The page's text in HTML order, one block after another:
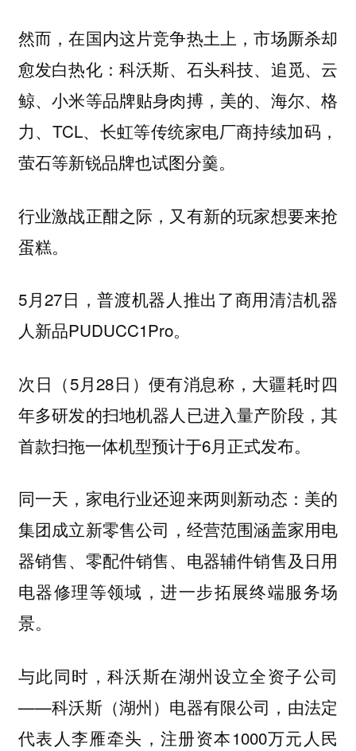
然而，在国内这片竞争热土上，市场厮杀却
愈发白热化：科沃斯、石头科技、追觅、云
鲸、小米等品牌贴身肉搏，美的、海尔、格
力、TCL、长虹等传统家电厂商持续加码，
萤石等新锐品牌也试图分羹。
行业激战正酣之际，又有新的玩家想要来抢
蛋糕。
5月27日，普渡机器人推出了商用清洁机器
人新品PUDUCC1Pro。
次日（5月28日）便有消息称， 大疆耗时四
年多研发的扫地机器人已进入量产阶段，其
首款扫拖一体机型预计于6月正式发布。
同一天，家电行业还迎来两则新动态： 美的
集团成立新零售公司 ，经营范围涵盖家用电
器销售、零配件销售、电器辅件销售及日用
电器修理等领域，进一步拓展终端服务场
景。
与此同时，科沃斯在湖州设立全资子公司
——科沃斯（湖州）电器有限公司，由法定
代表人李雁牵头，注册资本1000万元人民